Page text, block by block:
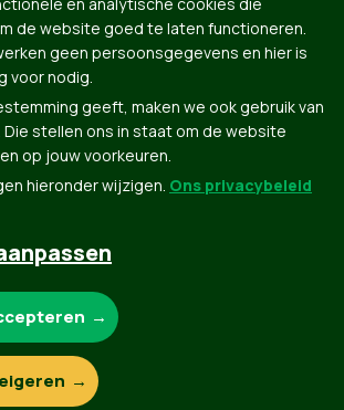
met NationBuilder
Privacybeleid
de website goed te laten functioneren.
geen persoonsgegevens en hier is
voor nodig.
geeft, maken we ook gebruik van
stellen ons in staat om de website
op jouw voorkeuren.
hieronder wijzigen. Ons privacybeleid
cookies: